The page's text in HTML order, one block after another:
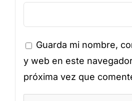
Guarda mi nombre,
y web en este
próxima vez que